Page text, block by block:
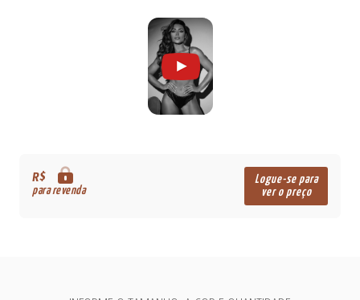
R$
para revenda
Logue-se para
ver o preço